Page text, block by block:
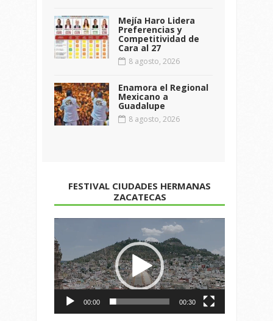
Mejía Haro Lidera
Preferencias y
Competitividad de
Cara al 27
8 agosto, 2026
Enamora el Regional
Mexicano a
Guadalupe
8 agosto, 2026
FESTIVAL CIUDADES HERMANAS
ZACATECAS
de
vídeo
00:00 00:30